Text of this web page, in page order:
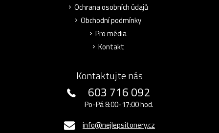
Ochrana osobních údajů
Obchodní podmínky
Pro média
Kontakt
Kontaktujte nás
603 716 092
Po-Pá 8:00-17:00 hod.
info@nejlepsitonery.cz